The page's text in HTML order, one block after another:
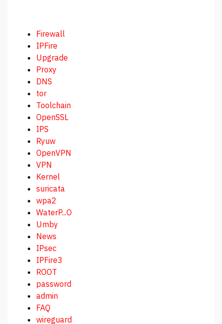
Firewall
IPFire
Upgrade
Proxy
DNS
tor
Toolchain
OpenSSL
IPS
Ryuw
OpenVPN
VPN
Kernel
suricata
wpa2
WaterP...O
Umby
News
IPsec
IPFire3
ROOT
password
admin
FAQ
wireguard